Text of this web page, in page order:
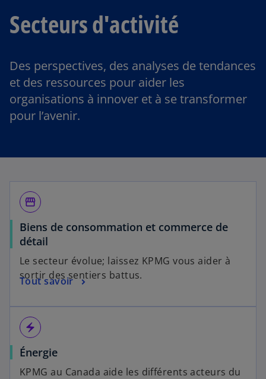
Secteurs d'activité
Des perspectives, des analyses de tendances
et des ressources pour aider les
organisations à innover et à se transformer
pour l’avenir.
storefront
Biens de consommation et commerce de
détail
Le secteur évolue; laissez KPMG vous aider à
sortir des sentiers battus.
Tout savoir
electric_bolt
Énergie
KPMG au Canada aide les différents acteurs du